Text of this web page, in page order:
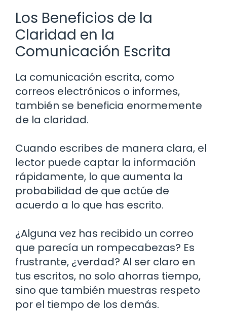
Los Beneficios de la
Claridad en la
Comunicación Escrita
La comunicación escrita, como
correos electrónicos o informes,
también se beneficia enormemente
de la claridad.
Cuando escribes de manera clara, el
lector puede captar la información
rápidamente, lo que aumenta la
probabilidad de que actúe de
acuerdo a lo que has escrito.
¿Alguna vez has recibido un correo
que parecía un rompecabezas? Es
frustrante, ¿verdad? Al ser claro en
tus escritos, no solo ahorras tiempo,
sino que también muestras respeto
por el tiempo de los demás.